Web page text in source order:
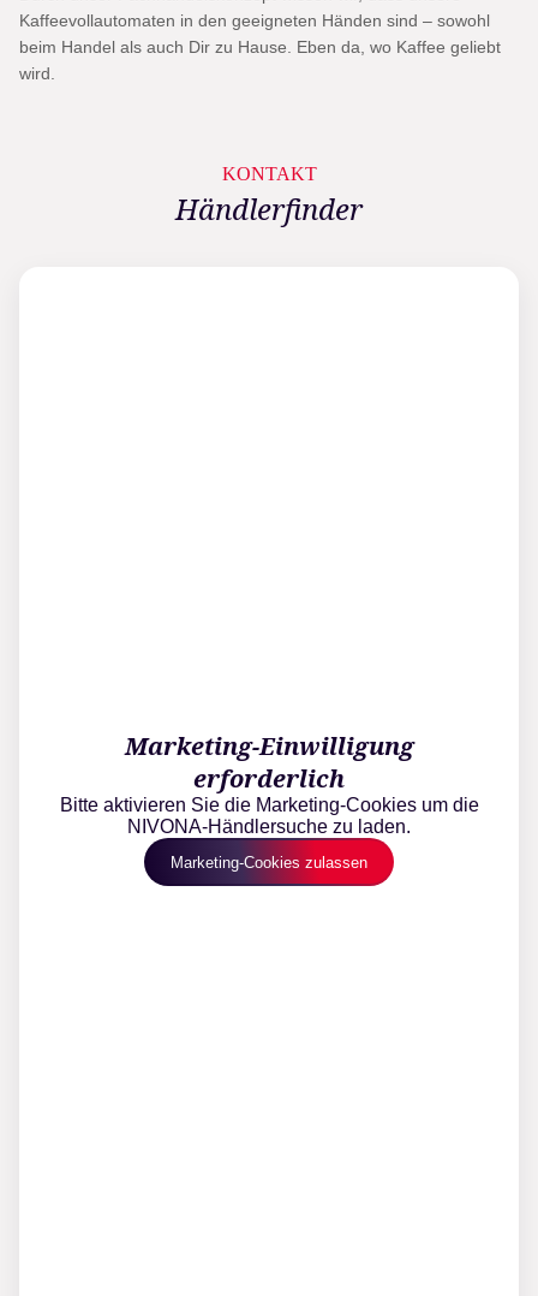
Kaffeevollautomaten in den geeigneten Händen sind – sowohl
beim Handel als auch Dir zu Hause. Eben da, wo Kaffee geliebt
wird.
KONTAKT
Händlerfinder
Marketing-Einwilligung
erforderlich
Bitte aktivieren Sie die Marketing-Cookies um die
NIVONA-Händlersuche zu laden.
Marketing-Cookies zulassen